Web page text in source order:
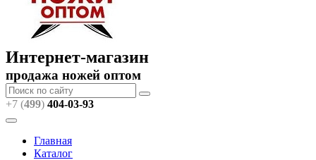
Интернет-магазин
продажа ножей оптом
+7 (499) 404-03-93
Главная
Каталог